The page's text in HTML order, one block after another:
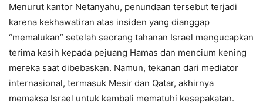
Menurut kantor Netanyahu, penundaan tersebut terjadi
karena kekhawatiran atas insiden yang dianggap
“memalukan” setelah seorang tahanan Israel mengucapkan
terima kasih kepada pejuang Hamas dan mencium kening
mereka saat dibebaskan. Namun, tekanan dari mediator
internasional, termasuk Mesir dan Qatar, akhirnya
memaksa Israel untuk kembali mematuhi kesepakatan.